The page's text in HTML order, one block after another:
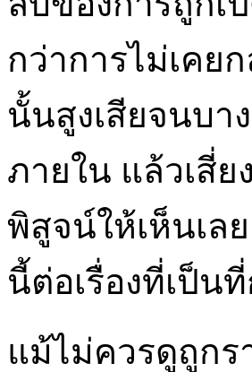
กว่าการไม่เคย
นั้นสูงเสียจนบา
ภายใน แล้วเสี่
พิสูจน์ให้เห็นเล
นี้ต่อเรื่องที่เป็น
แม้ไม่ควรดูถูก